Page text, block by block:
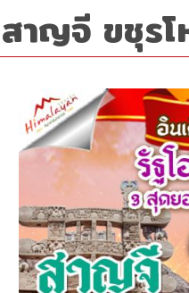
าญจี ขชุรโ